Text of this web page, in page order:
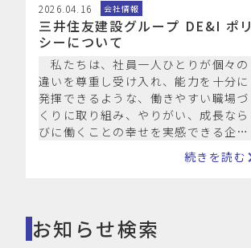
2026.04.16 会社情報
三井住友建設グループ DE&I ポリ
シーについて
私たちは、社員一人ひとりが個々の
違いを尊重し受け入れ、能力を十分に
発揮できるような、働きやすい職場づ
くりに取り組み、やりがい、成長なら
びに働くことの幸せを実感できる企業
グループを目指します。 DE&I を実践
続きを読む
お知らせ検索